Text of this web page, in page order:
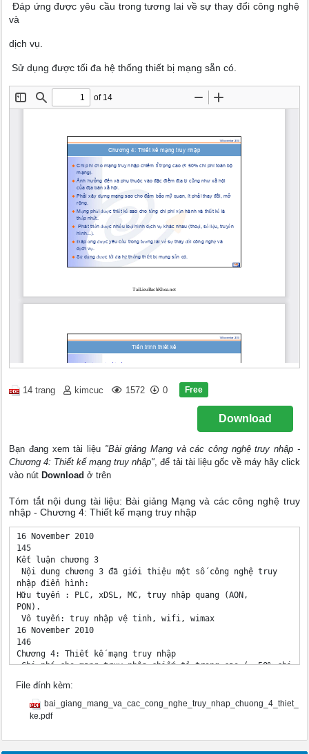
 Đáp ứng được yêu cầu trong tương lai về sự thay đổi công nghệ
và
dịch vụ.
 Sử dụng được tối đa hệ thống thiết bị mạng sẵn có.
14 trang kimcuc 1572 0 Free
Download
Bạn đang xem tài liệu "Bài giảng Mạng và các công nghệ truy nhập -
Chương 4: Thiết kế mạng truy nhập", để tải tài liệu gốc về máy hãy click
vào nút Download ở trên
Tóm tắt nội dung tài liệu: Bài giảng Mạng và các công nghệ truy
nhập - Chương 4: Thiết kế mạng truy nhập
16 November 2010
145
Kết luận chương 3
 Nội dung chương 3 đã giới thiệu một số công nghệ truy
nhập điển hình:
Hữu tuyến : PLC, xDSL, MC, truy nhập quang (AON,
PON).
 Vô tuyến: truy nhập vệ tinh, wifi, wimax
16 November 2010
146
Chương 4: Thiết kế mạng truy nhập
 Chi phí cho mạng truy nhập chiếm tỉ trọng cao (≈ 50% chi
 Ảnh hưởng đến và phụ thuộc vào đặc điểm địa lý cũng như
của địa bàn xã hội.
 Phải xây dựng mạng sao cho đảm bảo mỹ quan, ít phải thay
File đính kèm:
bai_giang_mang_va_cac_cong_nghe_truy_nhap_chuong_4_thiet_
ke.pdf